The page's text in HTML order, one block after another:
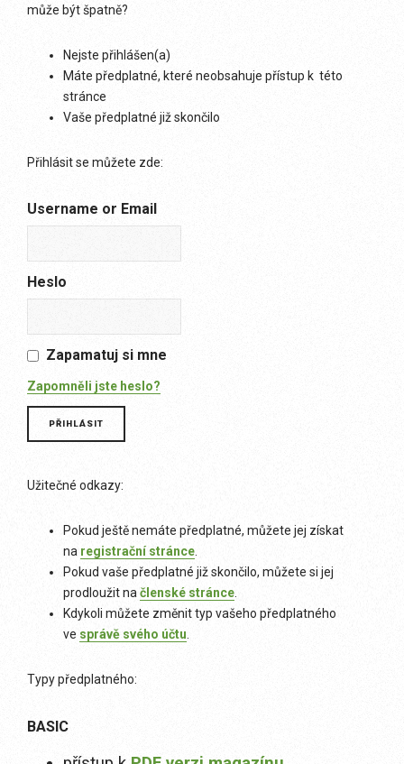
může být špatně?
Nejste přihlášen(a)
Máte předplatné, které neobsahuje přístup k této
stránce
Vaše předplatné již skončilo
Přihlásit se můžete zde:
Username or Email
Heslo
Zapamatuj si mne
Zapomněli jste heslo?
Užitečné odkazy:
Pokud ještě nemáte předplatné, můžete jej získat
na registrační stránce
Pokud vaše předplatné již skončilo, můžete si jej
prodloužit na členské stránce
Kdykoli můžete změnit typ vašeho předplatného
ve správě svého účtu
Typy předplatného:
BASIC